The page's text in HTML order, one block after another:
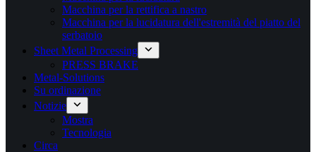
Macchina per la rettifica a nastro
Macchina per la lucidatura dell'estremità del piatto del
serbatoio
Sheet Metal Processing
PRESS BRAKE
Metal-Solutions
Su ordinazione
Notizie
Mostra
Tecnologia
Circa